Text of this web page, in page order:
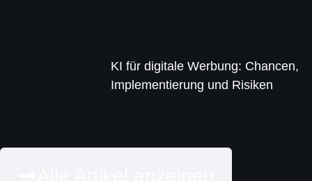
KI für digitale Werbung: Chancen,
Implementierung und Risiken